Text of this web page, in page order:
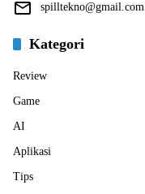
spilltekno@gmail.com
Kategori
Review
Game
AI
Aplikasi
Tips